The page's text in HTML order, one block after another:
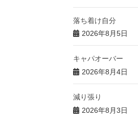
落ち着け自分
2026年8月5日
キャパオーバー
2026年8月4日
減り張り
2026年8月3日